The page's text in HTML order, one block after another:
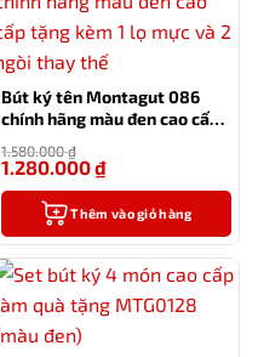
Bút ký tên Montagut 086
chính hãng màu đen cao cấp
thay thế
1.580.000₫
1.280.000₫
Thêm vào giỏ hàng